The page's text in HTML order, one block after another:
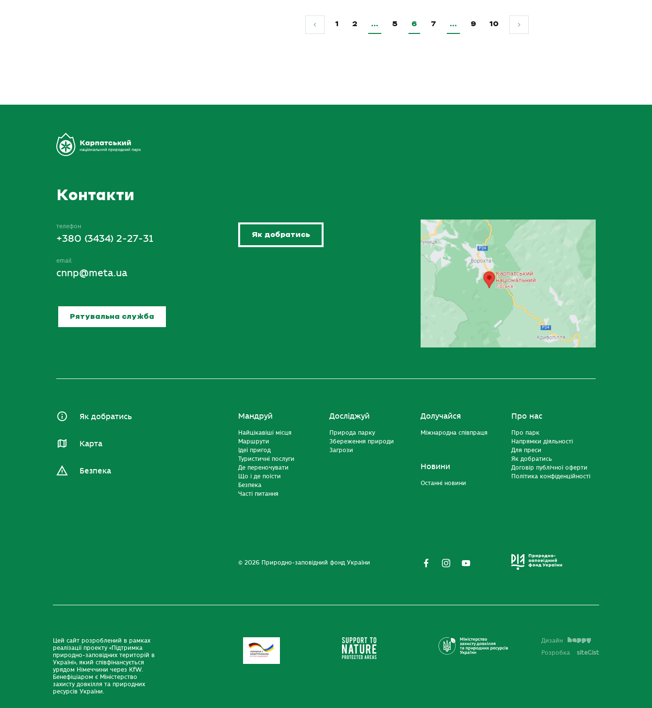
1 2 … 5 6 7 … 9 10
Контакти
телефон
+380 (3434) 2-27-31
email
cnnp@meta.ua
Рятувальна служба
Як добратись
Як добратись
Карта
Безпека
Мандруй
Найцікавіші місця
Маршрути
Ідеї пригод
Туристичні послуги
Де переночувати
Що і де поїсти
Безпека
Часті питання
Досліджуй
Природа парку
Збереження природи
Загрози
Долучайся
Міжнародна співпраця
Новини
Останні новини
Про нас
Про парк
Напрямки діяльності
Для преси
Як добратись
Договір публічної оферти
Політика конфіденційності
© 2026 Природно-заповідний фонд України
Цей сайт розроблений в рамках
реалізації проекту «Підтримка
природно-заповідних територій в
Україні», який співфінансується
урядом Німеччини через KfW.
Бенефіціаром є Міністерство
захисту довкілля та природних
ресурсів України.
Дизайн
Розробка
siteGist